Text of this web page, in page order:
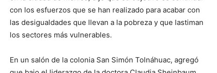
con los esfuerzos que se han realizado para acabar con
las desigualdades que llevan a la pobreza y que lastiman
los sectores más vulnerables.
En un salón de la colonia San Simón Tolnáhuac, agregó